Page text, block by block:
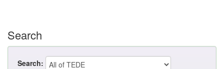
Search
Search: